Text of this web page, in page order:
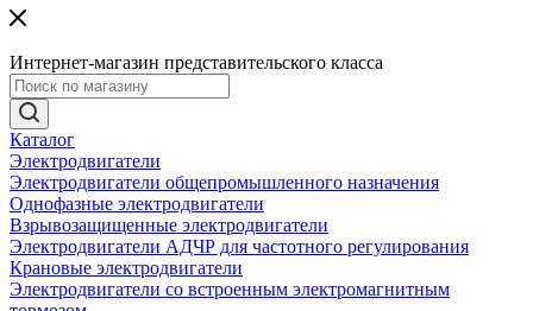
Интернет-магазин представительского класса
Каталог
Электродвигатели
Электродвигатели общепромышленного назначения
Однофазные электродвигатели
Взрывозащищенные электродвигатели
Электродвигатели АДЧР для частотного регулирования
Крановые электродвигатели
Электродвигатели со встроенным электромагнитным